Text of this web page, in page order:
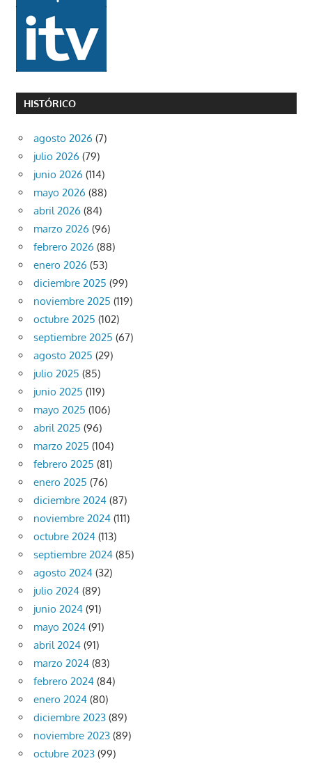
HISTÓRICO
agosto 2026 (7)
julio 2026 (79)
junio 2026 (114)
mayo 2026 (88)
abril 2026 (84)
marzo 2026 (96)
febrero 2026 (88)
enero 2026 (53)
diciembre 2025 (99)
noviembre 2025 (119)
octubre 2025 (102)
septiembre 2025 (67)
agosto 2025 (29)
julio 2025 (85)
junio 2025 (119)
mayo 2025 (106)
abril 2025 (96)
marzo 2025 (104)
febrero 2025 (81)
enero 2025 (76)
diciembre 2024 (87)
noviembre 2024 (111)
octubre 2024 (113)
septiembre 2024 (85)
agosto 2024 (32)
julio 2024 (89)
junio 2024 (91)
mayo 2024 (91)
abril 2024 (91)
marzo 2024 (83)
febrero 2024 (84)
enero 2024 (80)
diciembre 2023 (89)
noviembre 2023 (89)
octubre 2023 (99)